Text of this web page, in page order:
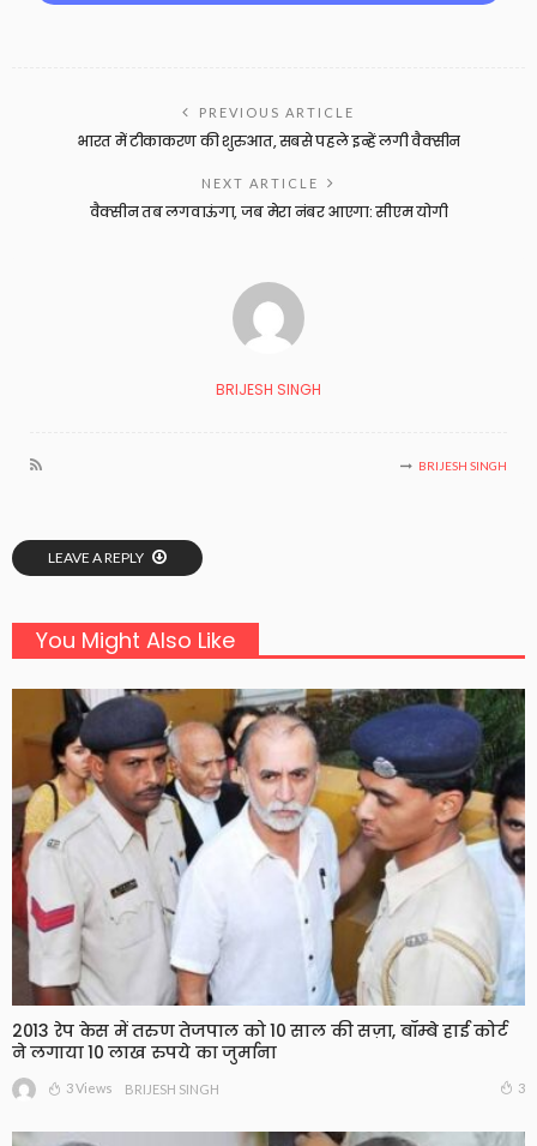
PREVIOUS ARTICLE
भारत में टीकाकरण की शुरुआत, सबसे पहले इन्‍हें लगी वैक्‍सीन
NEXT ARTICLE
वैक्सीन तब लगवाऊंगा, जब मेरा नंबर आएगा: सीएम योगी
BRIJESH SINGH
BRIJESH SINGH
LEAVE A REPLY
You Might Also Like
2013 रेप केस में तरुण तेजपाल को 10 साल की सज़ा, बॉम्बे हाई कोर्ट
ने लगाया 10 लाख रुपये का जुर्माना
3 Views BRIJESH SINGH 3